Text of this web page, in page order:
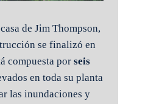
de Jim Thompson,
se finalizó en
compuesta por seis
en toda su planta
las inundaciones y